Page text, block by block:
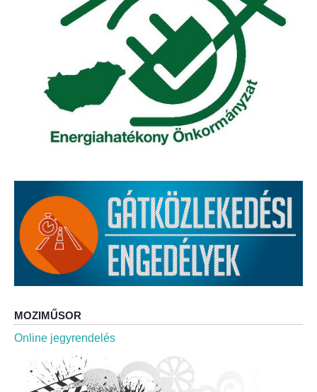
ÖNKORMÁNYZAT
Képviselő-testület
Képviselő-testületi ülések
Bizottságok
Bizottsági ülések
A helyi választási bizottság
A helyi választási bizottság határozatai
Roma Nemzetiségi Önkormányzat
Roma Nemzetiségi Önkormányzat ülések
Rendeletek
MOZIMŰSOR
Online jegyrendelés